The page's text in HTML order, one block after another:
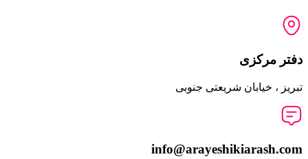
دفتر مرکزی
تبریز ، خیابان شریعتی جنوبی
info@arayeshikiarash.com